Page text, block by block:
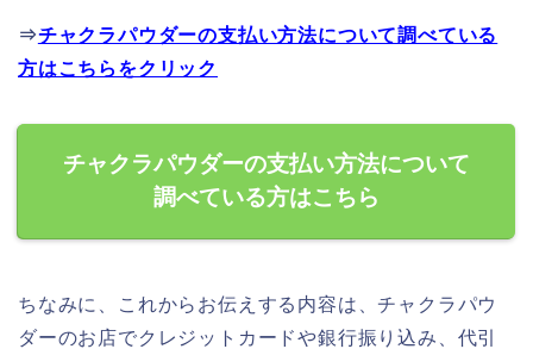
⇒チャクラパウダーの支払い方法について調べている
方はこちらをクリック
チャクラパウダーの支払い方法について
調べている方はこちら
ちなみに、これからお伝えする内容は、チャクラパウ
ダーのお店でクレジットカードや銀行振り込み、代引